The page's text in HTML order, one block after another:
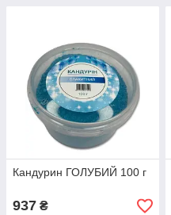
Кандурин ГОЛУБИЙ 100 г
937 ₴